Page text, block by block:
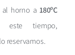
al horno a 180ºC
este tiempo,
reservamos.